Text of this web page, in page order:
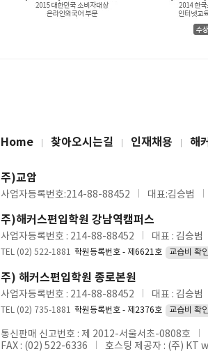
Home 찾아오시는길 인재채용 해
주)교암
사업자등록번호:214-88-88452 대표:김승범
주)해커스편입학원 강남역캠퍼스
사업자등록번호 : 214-88-88452 대표 : 김승범
TEL (02) 522-1881 학원등록번호 - 제6621호 교습비 확
주) 해커스편입학원 종로본원
사업자등록번호 : 214-88-88452 대표 : 김승범
TEL (02) 735-1881 학원등록번호 - 제2376호 교습비 확
통신판매 신고번호 : 제 2012-서울서초-0808호
FAX : (02) 522-6336
호스팅 제공자 : (주)